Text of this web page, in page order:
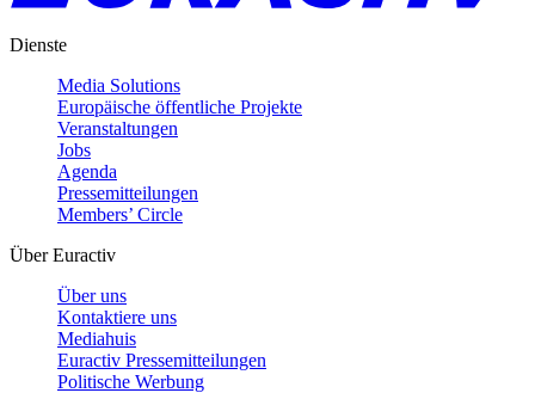
Dienste
Media Solutions
Europäische öffentliche Projekte
Veranstaltungen
Jobs
Agenda
Pressemitteilungen
Members’ Circle
Über Euractiv
Über uns
Kontaktiere uns
Mediahuis
Euractiv Pressemitteilungen
Politische Werbung